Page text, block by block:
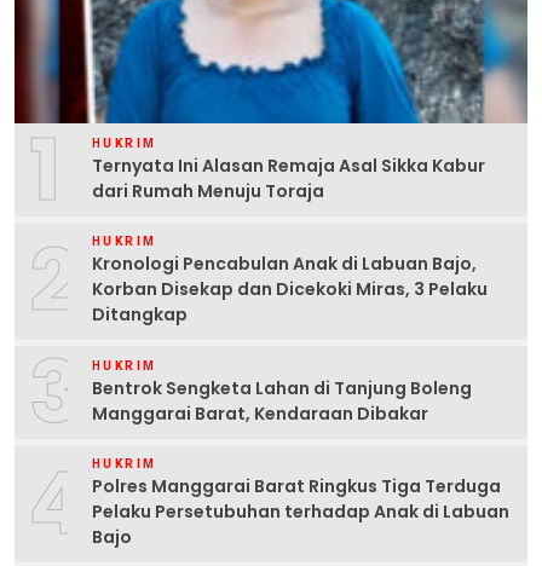
1 HUKRIM
Ternyata Ini Alasan Remaja Asal Sikka Kabur
dari Rumah Menuju Toraja
2 HUKRIM
Kronologi Pencabulan Anak di Labuan Bajo,
Korban Disekap dan Dicekoki Miras, 3 Pelaku
Ditangkap
3 HUKRIM
Bentrok Sengketa Lahan di Tanjung Boleng
Manggarai Barat, Kendaraan Dibakar
4 HUKRIM
Polres Manggarai Barat Ringkus Tiga Terduga
Pelaku Persetubuhan terhadap Anak di Labuan
Bajo